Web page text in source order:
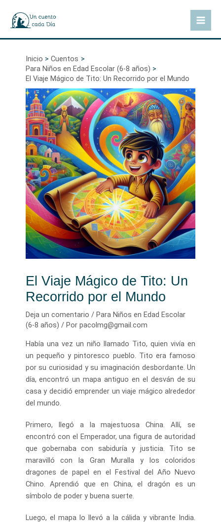
contenido
Inicio
Cuentos
Para Niños en Edad Escolar (6-8 años)
El Viaje Mágico de Tito: Un Recorrido por el Mundo
El Viaje Mágico de Tito: Un
Recorrido por el Mundo
Deja un comentario / Para Niños en Edad Escolar
(6-8 años) / Por pacolmg@gmail.com
Había una vez un niño llamado Tito, quien vivía en
un pequeño y pintoresco pueblo. Tito era famoso
por su curiosidad y su imaginación desbordante. Un
día, encontró un mapa antiguo en el desván de su
casa y decidió emprender un viaje mágico alrededor
del mundo.
Primero, llegó a la majestuosa China. Allí, se
encontró con el Emperador, una figura de autoridad
que gobernaba con sabiduría y justicia. Tito se
maravilló con la Gran Muralla y los coloridos
dragones de papel en el Festival del Año Nuevo
Chino. Aprendió que en China, el dragón es un
símbolo de poder y buena suerte.
Luego, el mapa lo llevó a la cálida y vibrante India.